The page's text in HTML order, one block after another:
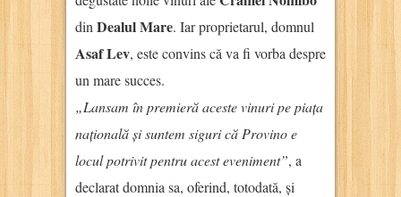
din Dealul Mare. Iar proprietarul, domnul
Asaf Lev, este convins că va fi vorba despre
un mare succes.
„Lansam în premieră aceste vinuri pe piața
națională și suntem siguri că Provino e
locul potrivit pentru acest eveniment”, a
declarat domnia sa, oferind, totodată, și